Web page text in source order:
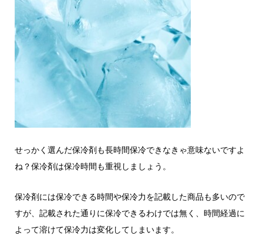
せっかく選んだ保冷剤も長時間保冷できなきゃ意味ないですよ
ね？保冷剤は保冷時間も重視しましょう。
保冷剤には保冷できる時間や保冷力を記載した商品も多いので
すが、記載された通りに保冷できるわけでは無く、時間経過に
よって溶けて保冷力は変化してしまいます。